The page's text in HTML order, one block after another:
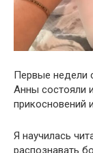
Первые недели
Анны состояли
прикосновений
Я научилась
распознавать